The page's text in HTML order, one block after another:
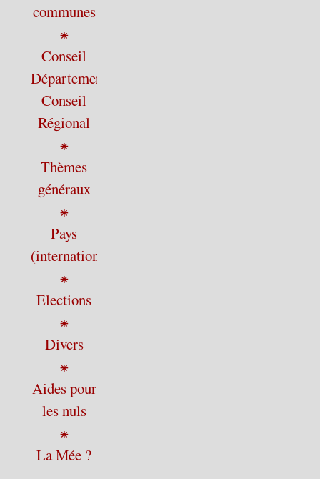
communes
⁕
Conseil
Départemental,
Conseil
Régional
⁕
Thèmes
généraux
⁕
Pays
(international)
⁕
Elections
⁕
Divers
⁕
Aides pour
les nuls
⁕
La Mée ?